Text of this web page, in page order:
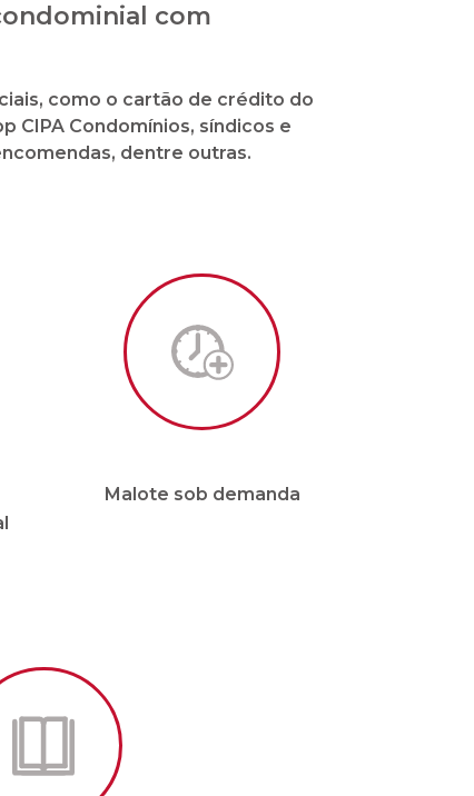
com
como o cartão de crédito do
CIPA Condomínios, síndicos e
dentre outras.
Malote sob demanda